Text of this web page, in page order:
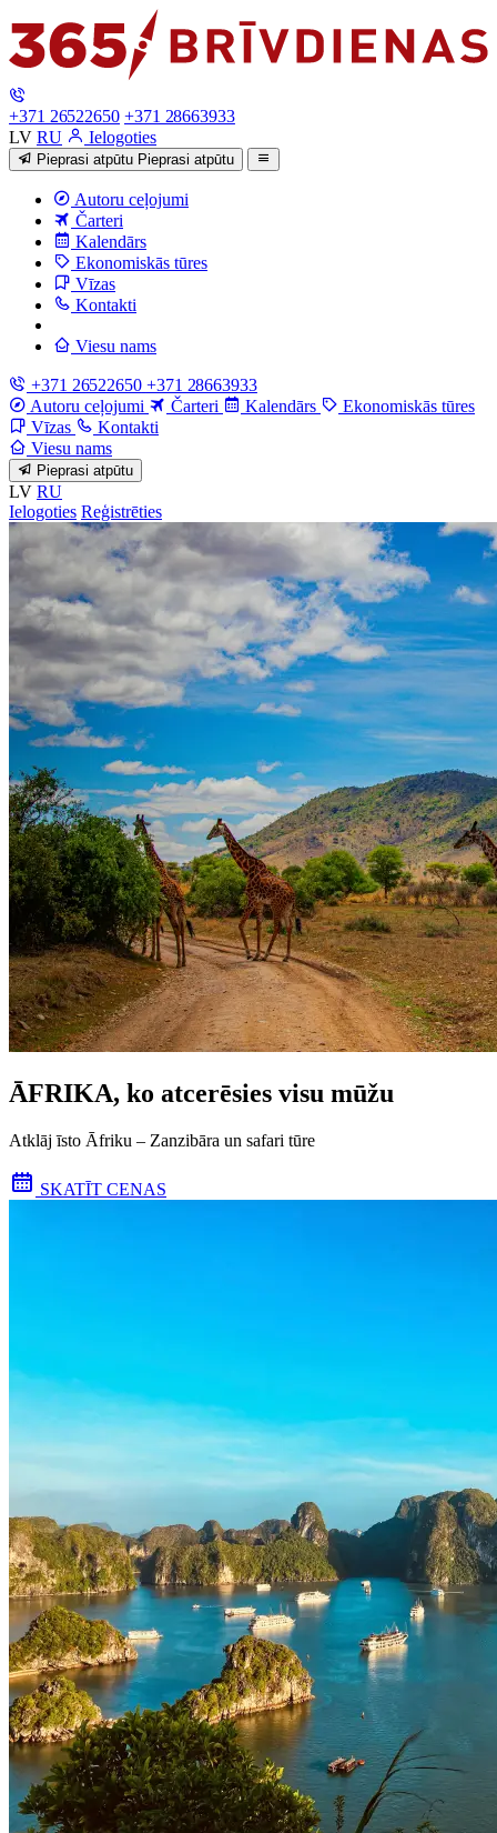
+371 26522650 +371 28663933
LV RU Ielogoties
Pieprasi atpūtu Pieprasi atpūtu
Autoru ceļojumi
Čarteri
Kalendārs
Ekonomiskās tūres
Vīzas
Kontakti
Viesu nams
+371 26522650 +371 28663933
Autoru ceļojumi
Čarteri Kalendārs
Ekonomiskās tūres
Vīzas
Kontakti
Viesu nams
Pieprasi atpūtu
LV RU
Ielogoties Reģistrēties
ĀFRIKA, ko atcerēsies visu mūžu
Atklāj īsto Āfriku – Zanzibāra un safari tūre
SKATĪT CENAS